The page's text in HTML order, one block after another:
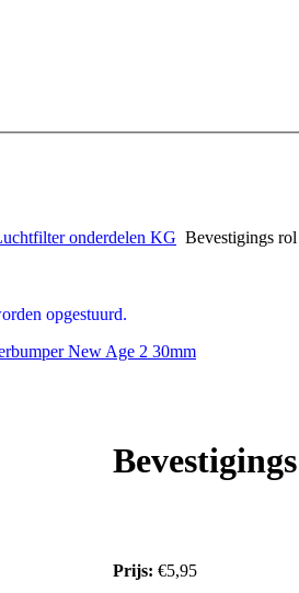
onderdelen KG Bevestigings
opgestuurd.
New Age 2 30mm
Prijs: €5,95